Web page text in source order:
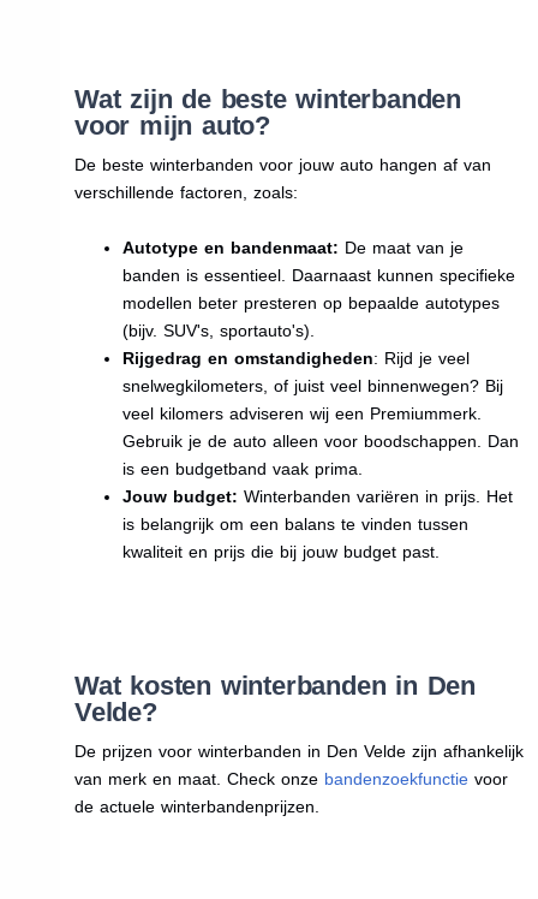
Wat zijn de beste winterbanden
voor mijn auto?
De beste winterbanden voor jouw auto hangen af van
verschillende factoren, zoals:
Autotype en bandenmaat: De maat van je
banden is essentieel. Daarnaast kunnen specifieke
modellen beter presteren op bepaalde autotypes
(bijv. SUV's, sportauto's).
Rijgedrag en omstandigheden: Rijd je veel
snelwegkilometers, of juist veel binnenwegen? Bij
veel kilomers adviseren wij een Premiummerk.
Gebruik je de auto alleen voor boodschappen. Dan
is een budgetband vaak prima.
Jouw budget: Winterbanden variëren in prijs. Het
is belangrijk om een balans te vinden tussen
kwaliteit en prijs die bij jouw budget past.
Wat kosten winterbanden in Den
Velde?
De prijzen voor winterbanden in Den Velde zijn afhankelijk
van merk en maat. Check onze bandenzoekfunctievoor
de actuele winterbandenprijzen.